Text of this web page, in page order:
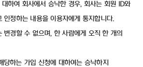
하여 회사에서 승낙한 경우, 회사는 회원 ID와
인정하는 내용을 이용자에게 통지합니다.
변경할 수 없으며, 한 사람에게 오직 한 개의
하는 가입 신청에 대하여는 승낙하지